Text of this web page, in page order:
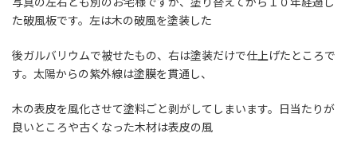
た破風板です。左は木の破風を塗装した
後ガルバリウムで被せたもの、右は塗装だけで仕上げたところで
す。太陽からの紫外線は塗膜を貫通し、
木の表皮を風化させて塗料ごと剥がしてしまいます。日当たりが
良いところや古くなった木材は表皮の風